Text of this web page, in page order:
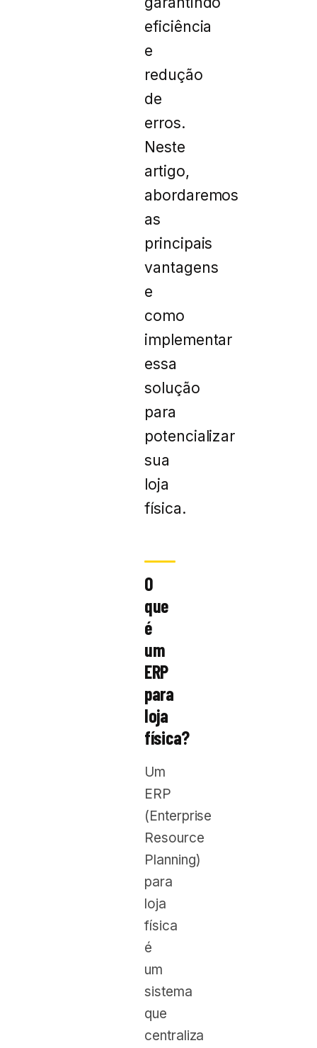
eficiência
e
redução
de
erros.
Neste
artigo,
abordaremos
as
principais
vantagens
e
como
implementar
essa
solução
para
potencializar
sua
loja
física.
O
que
é
um
ERP
para
loja
física?
Um
ERP
(Enterprise
Resource
Planning)
para
loja
física
é
um
sistema
que
centraliza